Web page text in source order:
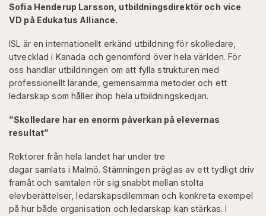
Sofia Henderup Larsson, utbildningsdirektör och vice
VD på Edukatus Alliance.
ISL är en internationellt erkänd utbildning för skolledare,
utvecklad i Kanada och genomförd över hela världen. För
oss handlar utbildningen om att fylla strukturen med
professionellt lärande, gemensamma metoder och ett
ledarskap som håller ihop hela utbildningskedjan.
”Skolledare har en enorm påverkan på elevernas
resultat”
Rektorer från hela landet har under tre
dagar samlats i Malmö. Stämningen präglas av ett tydligt driv
framåt och samtalen rör sig snabbt mellan stolta
elevberättelser, ledarskapsdilemman och konkreta exempel
på hur både organisation och ledarskap kan stärkas. I